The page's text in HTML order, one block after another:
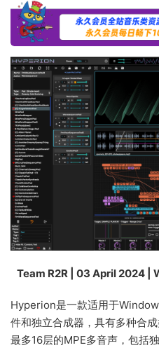
Team R2R | 03 April 2024 |
Hyperion是一款适用于
件和独立合成器，具有多种合
最多16层的MPE多音声，包括